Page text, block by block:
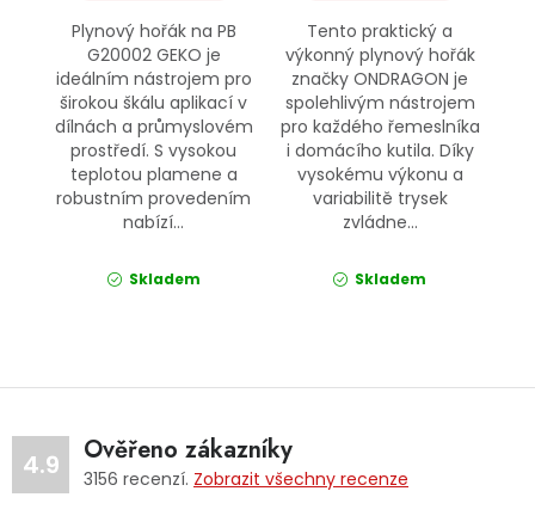
Plynový hořák na PB
G20002 GEKO je
ideálním nástrojem pro
širokou škálu aplikací v
dílnách a průmyslovém
prostředí. S vysokou
teplotou plamene a
robustním provedením
nabízí...
Skladem
Tento praktický a
výkonný plynový hořák
značky ONDRAGON je
spolehlivým nástrojem
pro každého řemeslníka
i domácího kutila. Díky
vysokému výkonu a
variabilitě trysek
zvládne...
Skladem
4.9 Ověřeno zákazníky
3156 recenzí. Zobrazit všechny recenze